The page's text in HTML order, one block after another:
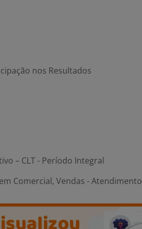
nos Resultados
– CLT - Período Integral
Comercial, Vendas - Atendimento